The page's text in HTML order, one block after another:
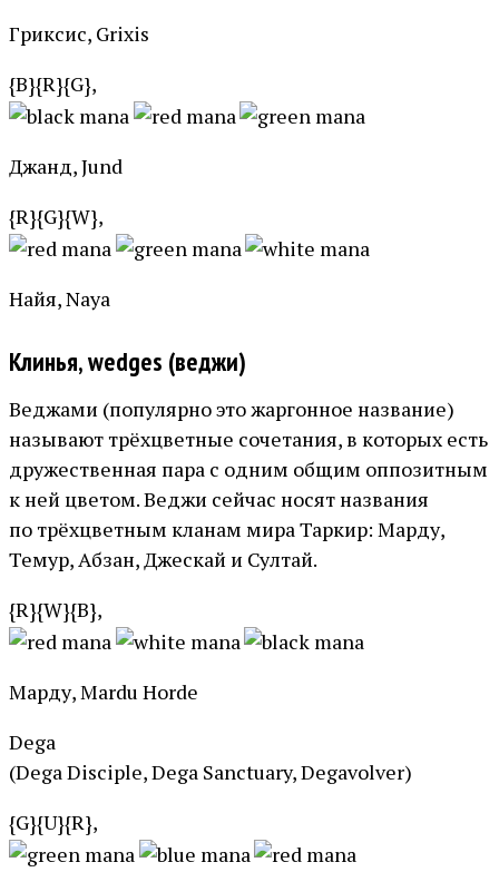
Гриксис, Grixis
{B}{R}{G},
Джанд, Jund
{R}{G}{W},
Найя, Naya
Клинья, wedges (веджи)
Веджами (популярно это жаргонное название)
называют трёхцветные сочетания, в которых есть
дружественная пара с одним общим оппозитным
к ней цветом. Веджи сейчас носят названия
по трёхцветным кланам мира Таркир: Марду,
Темур, Абзан, Джескай и Султай.
{R}{W}{B},
Марду, Mardu Horde
Dega
(Dega Disciple, Dega Sanctuary, Degavolver)
{G}{U}{R},